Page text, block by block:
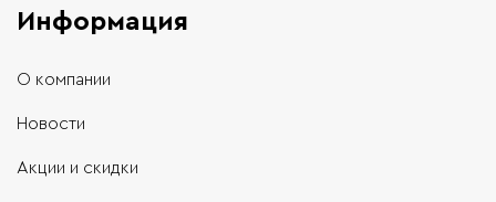
Информация
О компании
Новости
Акции и скидки